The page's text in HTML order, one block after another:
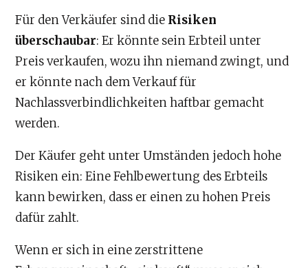
Für den Verkäufer sind die Risiken
überschaubar: Er könnte sein Erbteil unter
Preis verkaufen, wozu ihn niemand zwingt, und
er könnte nach dem Verkauf für
Nachlassverbindlichkeiten haftbar gemacht
werden.
Der Käufer geht unter Umständen jedoch hohe
Risiken ein: Eine Fehlbewertung des Erbteils
kann bewirken, dass er einen zu hohen Preis
dafür zahlt.
Wenn er sich in eine zerstrittene